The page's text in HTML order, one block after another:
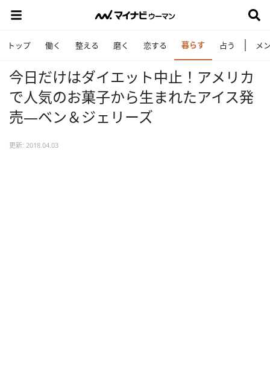
トップ 働く 整える 磨く 恋する 暮らす 占う メ
今日だけはダイエット中止！アメリカ
で人気のお菓子から生まれたアイス発
売―ベン＆ジェリーズ
更新: 2018.04.03